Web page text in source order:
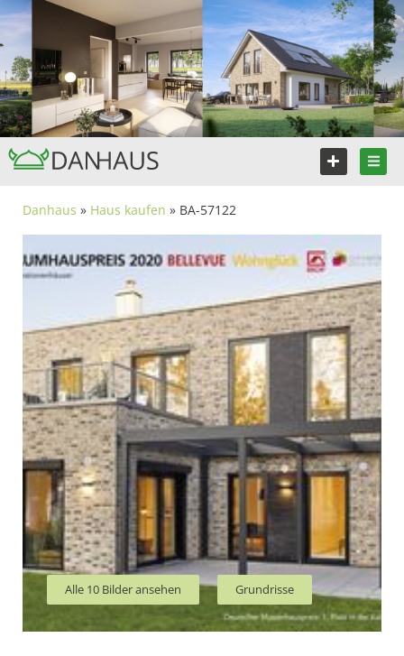
Danhaus » Haus kaufen » BA-57122
Alle 10 Bilder ansehen Grundrisse